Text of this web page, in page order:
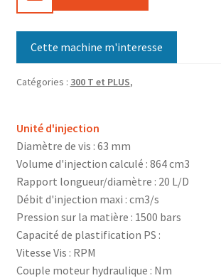
Cette machine m'interesse
Catégories : 300 T et PLUS,
Unité d'injection
Diamètre de vis : 63 mm
Volume d'injection calculé : 864 cm3
Rapport longueur/diamètre : 20 L/D
Débit d'injection maxi : cm3/s
Pression sur la matière : 1500 bars
Capacité de plastification PS :
Vitesse Vis : RPM
Couple moteur hydraulique : Nm